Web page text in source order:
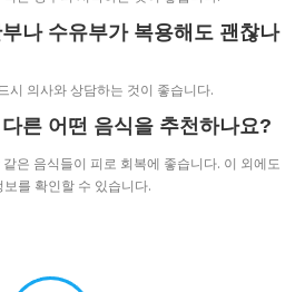
나 수유부가 복용해도 괜찮나
시 의사와 상담하는 것이 좋습니다.
른 어떤 음식을 추천하나요?
은 음식들이 피로 회복에 좋습니다. 이 외에도
를 확인할 수 있습니다.